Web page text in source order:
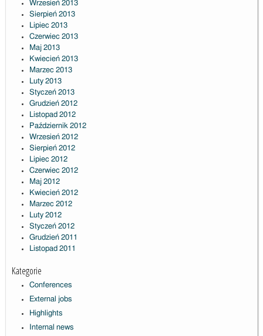
Wrzesień 2013
Sierpień 2013
Lipiec 2013
Czerwiec 2013
Maj 2013
Kwiecień 2013
Marzec 2013
Luty 2013
Styczeń 2013
Grudzień 2012
Listopad 2012
Październik 2012
Wrzesień 2012
Sierpień 2012
Lipiec 2012
Czerwiec 2012
Maj 2012
Kwiecień 2012
Marzec 2012
Luty 2012
Styczeń 2012
Grudzień 2011
Listopad 2011
Kategorie
Conferences
External jobs
Highlights
Internal news